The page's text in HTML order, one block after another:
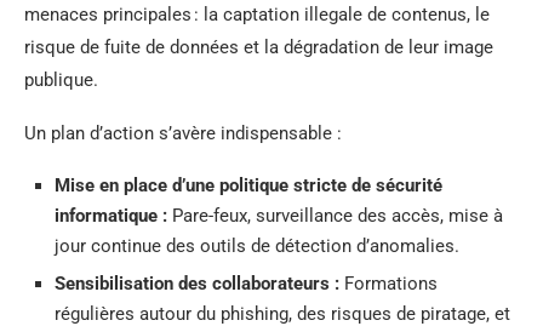
menaces principales : la captation illegale de contenus, le
risque de fuite de données et la dégradation de leur image
publique.
Un plan d’action s’avère indispensable :
Mise en place d’une politique stricte de sécurité
informatique : Pare-feux, surveillance des accès, mise à
jour continue des outils de détection d’anomalies.
Sensibilisation des collaborateurs : Formations
régulières autour du phishing, des risques de piratage, et